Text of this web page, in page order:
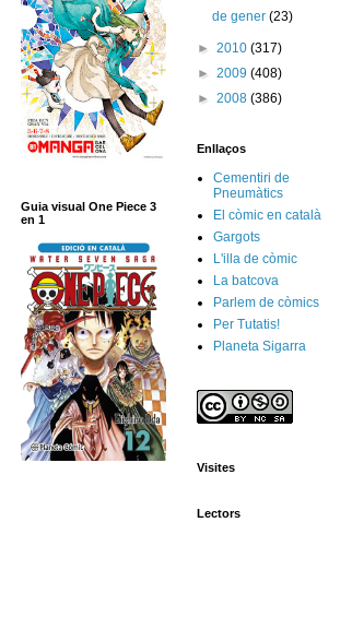
Guia visual One Piece 3
en 1
de gener(23)
► 2010 (317)
► 2009 (408)
► 2008 (386)
Enllaços
Cementiri de
Pneumàtics
El còmic en català
Gargots
L'illa de còmic
La batcova
Parlem de còmics
Per Tutatis!
Planeta Sigarra
Visites
Lectors